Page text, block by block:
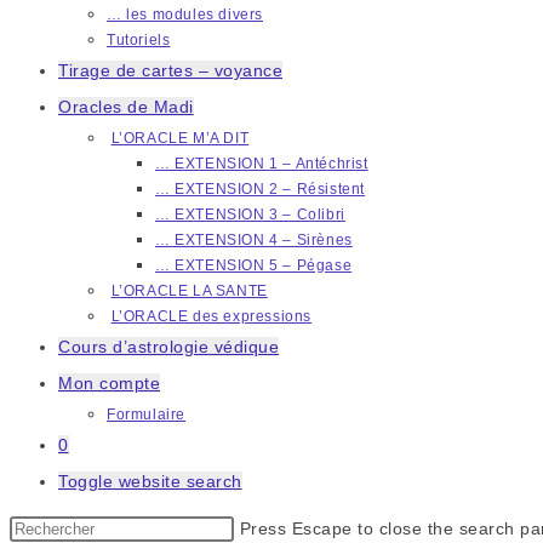
… les modules divers
Tutoriels
Tirage de cartes – voyance
Oracles de Madi
L’ORACLE M’A DIT
… EXTENSION 1 – Antéchrist
… EXTENSION 2 – Résistent
… EXTENSION 3 – Colibri
… EXTENSION 4 – Sirènes
… EXTENSION 5 – Pégase
L’ORACLE LA SANTE
L’ORACLE des expressions
Cours d’astrologie védique
Mon compte
Formulaire
0
Toggle website search
Press Escape to close the search